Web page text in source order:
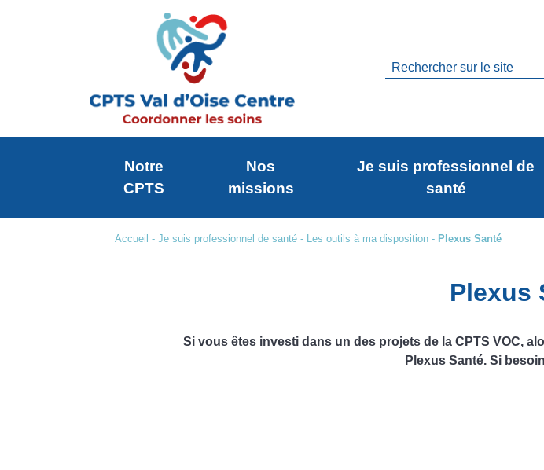
Rechercher
Notre
CPTS
Nos
missions
Je suis professionnel de
santé
Accueil - Je suis professionnel de santé - Les outils à ma disposition - Plexus Santé
Plexus
Si vous êtes investi dans un des projets de la CPTS VOC,
Plexus Santé. Si